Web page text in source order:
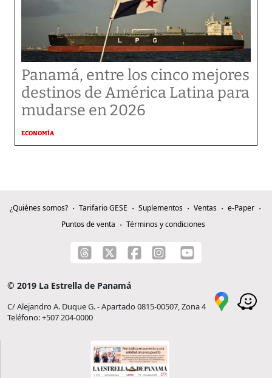
Panamá, entre los cinco mejores
destinos de América Latina para
mudarse en 2026
ECONOMÍA
¿Quiénes somos? Tarifario GESE Suplementos Ventas
e-Paper
Puntos de venta
Términos y condiciones
© 2019 La Estrella de Panamá
C/ Alejandro A. Duque G. - Apartado 0815-00507, Zona 4
Teléfono: +507 204-0000